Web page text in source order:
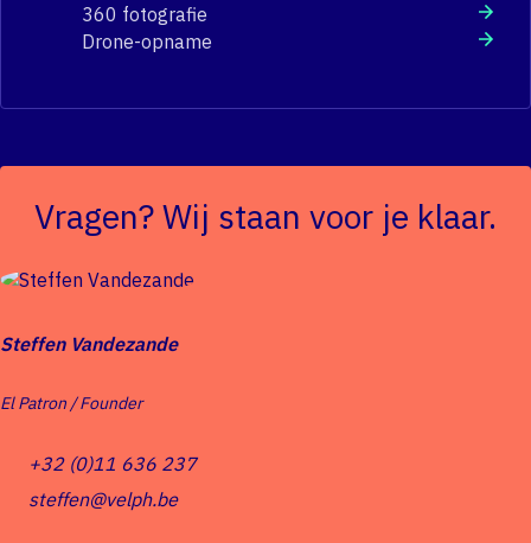
360 fotografie
Drone-opname
Vragen? Wij staan voor je klaar.
Steffen Vandezande
El Patron / Founder
+32 (0)11 636 237
steffen@velph.be